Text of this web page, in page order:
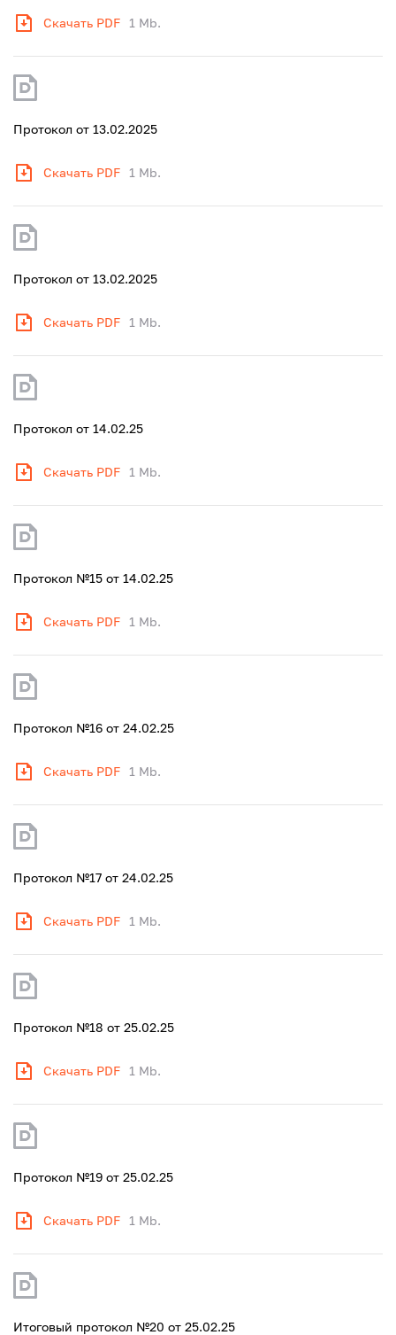
Скачать PDF 1 Mb.
Протокол от 13.02.2025
Скачать PDF 1 Mb.
Протокол от 13.02.2025
Скачать PDF 1 Mb.
Протокол от 14.02.25
Скачать PDF 1 Mb.
Протокол №15 от 14.02.25
Скачать PDF 1 Mb.
Протокол №16 от 24.02.25
Скачать PDF 1 Mb.
Протокол №17 от 24.02.25
Скачать PDF 1 Mb.
Протокол №18 от 25.02.25
Скачать PDF 1 Mb.
Протокол №19 от 25.02.25
Скачать PDF 1 Mb.
Итоговый протокол №20 от 25.02.25